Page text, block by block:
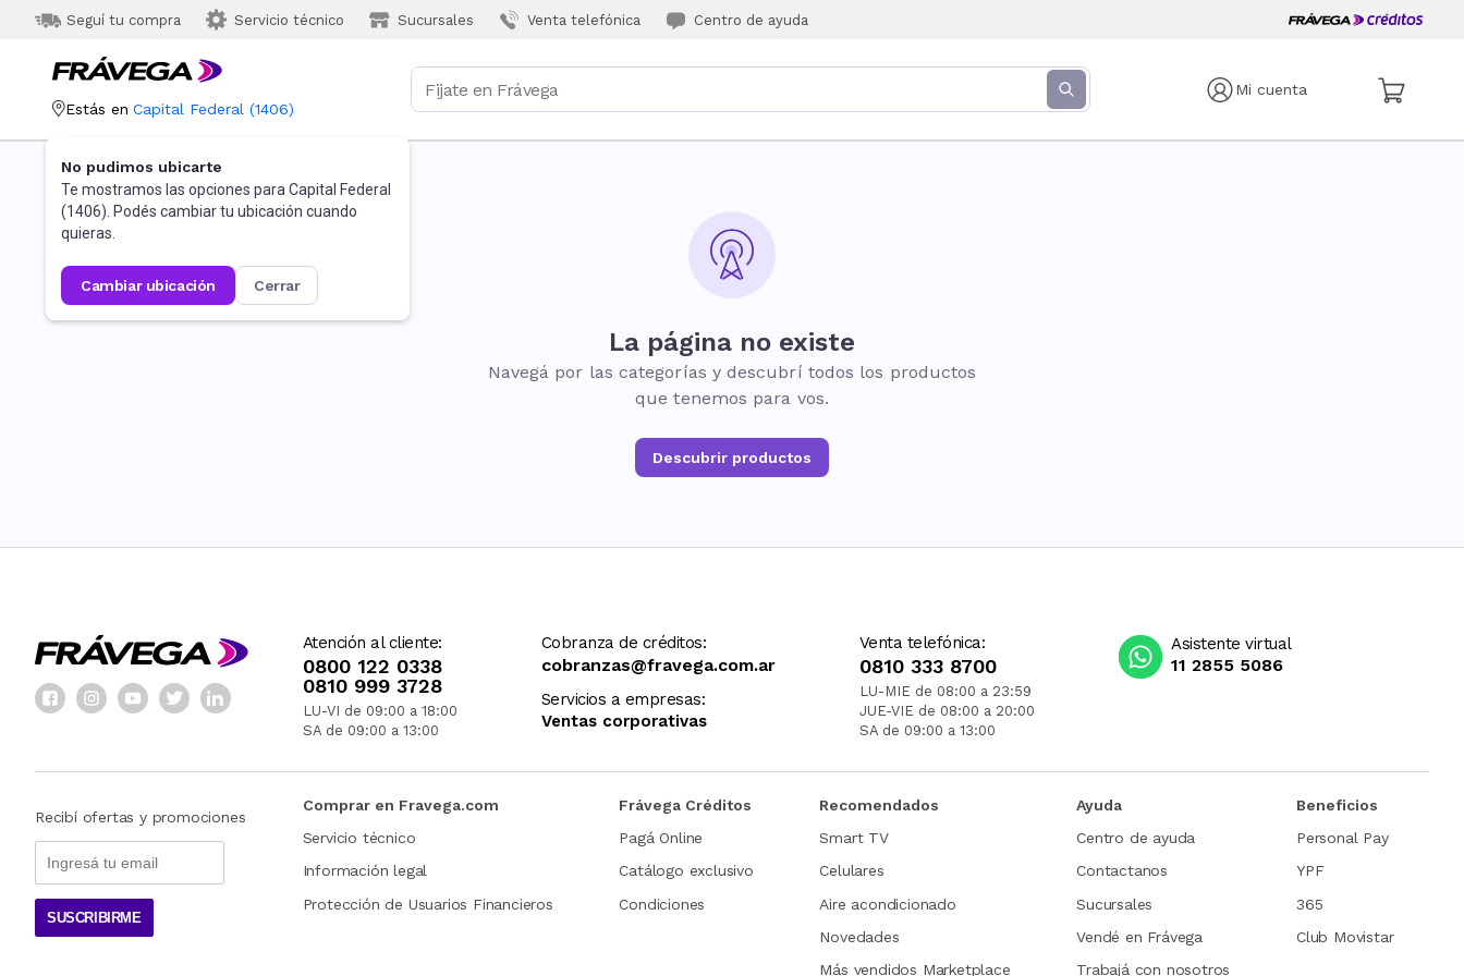
Seguí tu compra Servicio técnico Sucursales Venta telefónica Centro de ayuda
Mi cuenta
Estás en Capital Federal (1406)
No pudimos ubicarte
Te mostramos las opciones para Capital Federal
(1406). Podés cambiar tu ubicación cuando
quieras.
cambiar ubicación cerrar
La página no existe
Navegá por las categorías y descubrí todos los productos
que tenemos para vos.
Descubrir productos
Atención al cliente:
0800 122 0338
0810 999 3728
LU-VI de 09:00 a 18:00
SA de 09:00 a 13:00
Cobranza de créditos:
cobranzas@fravega.com.ar
Servicios a empresas:
Ventas corporativas
Venta telefónica:
0810 333 8700
LU-MIE de 08:00 a 23:59
JUE-VIE de 08:00 a 20:00
SA de 09:00 a 13:00
Asistente virtual
11 2855 5086
Recibí ofertas y promociones
SUSCRIBIRME
Comprar en Fravega.com
Servicio técnico
Información legal
Protección de Usuarios Financieros
Frávega Créditos
Pagá Online
Catálogo exclusivo
Condiciones
Recomendados
Smart TV
Celulares
Aire acondicionado
Novedades
Más vendidos Marketplace
Ayuda
Centro de ayuda
Contactanos
Sucursales
Vendé en Frávega
Trabajá con nosotros
Beneficios
Personal Pay
YPF
365
Club Movistar